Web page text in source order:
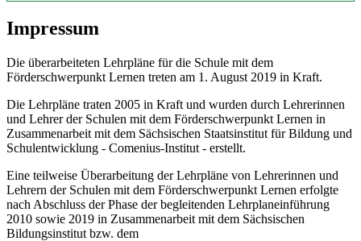
Impressum
Die überarbeiteten Lehrpläne für die Schule mit dem
Förderschwerpunkt Lernen treten am 1. August 2019 in Kraft.
Die Lehrpläne traten 2005 in Kraft und wurden durch Lehrerinnen
und Lehrer der Schulen mit dem Förderschwerpunkt Lernen in
Zusammenarbeit mit dem Sächsischen Staatsinstitut für Bildung und
Schulentwicklung - Comenius-Institut - erstellt.
Eine teilweise Überarbeitung der Lehrpläne von Lehrerinnen und
Lehrern der Schulen mit dem Förderschwerpunkt Lernen erfolgte
nach Abschluss der Phase der begleitenden Lehrplaneinführung
2010 sowie 2019 in Zusammenarbeit mit dem Sächsischen
Bildungsinstitut bzw. dem